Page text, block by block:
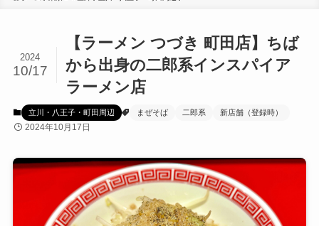
【ラーメン つづき 町田店】ちば
から出身の二郎系インスパイア
ラーメン店
2024
10/17
立川・八王子・町田周辺 まぜそば 二郎系 新店舗（登録時）
2024年10月17日